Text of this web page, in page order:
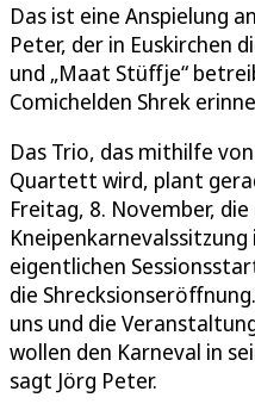
Das ist eine Anspielung
Peter, der in Euskirchen
und „Maat Stüffje“
Comichelden Shrek
Das Trio, das mithilfe
Quartett wird, plant
Freitag, 8. November,
eigentlichen
die
uns und die
wollen den Karneval in
sagt Jörg Peter.